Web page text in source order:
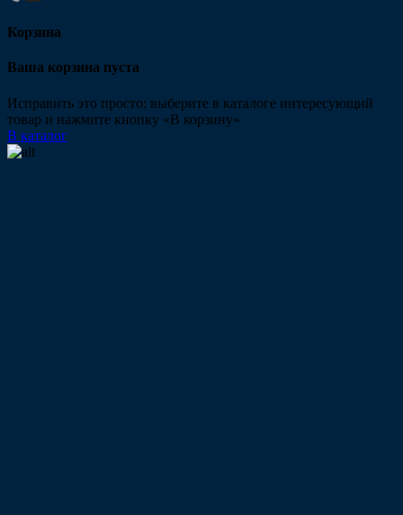
Корзина
Ваша корзина пуста
Исправить это просто: выберите в каталоге интересующий
товар и нажмите кнопку «В корзину»
В каталог